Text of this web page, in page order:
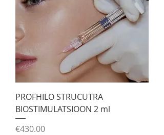
PROFHILO STRUCUTRA
BIOSTIMULATSIOON 2 ml
Price
€430.00